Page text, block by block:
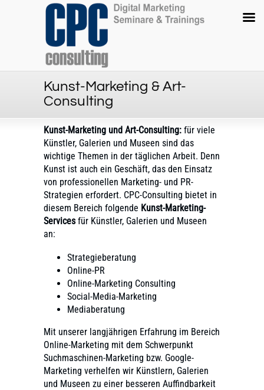
Kunst-Marketing & Art-
Consulting
Kunst-Marketing und Art-Consulting: für viele
Künstler, Galerien und Museen sind das
wichtige Themen in der täglichen Arbeit. Denn
Kunst ist auch ein Geschäft, das den Einsatz
von professionellen Marketing- und PR-
Strategien erfordert. CPC-Consulting bietet in
diesem Bereich folgende Kunst-Marketing-
Servicesfür Künstler, Galerien und Museen
an:
Strategieberatung
Online-PR
Online-Marketing Consulting
Social-Media-Marketing
Mediaberatung
Mit unserer langjährigen Erfahrung im Bereich
Online-Marketing mit dem Schwerpunkt
Suchmaschinen-Marketing bzw. Google-
Marketing verhelfen wir Künstlern, Galerien
und Museen zu einer besseren Auffindbarkeit